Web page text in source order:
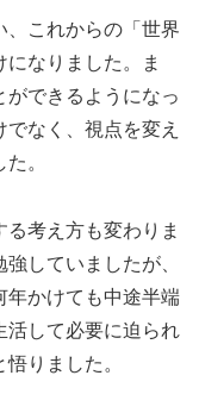
、これからの「世界
なりました。ま
ができるようになっ
なく、視点を変え
。
考え方も変わりま
していましたが、
年かけても中途半端
活して必要に迫られ
りました。